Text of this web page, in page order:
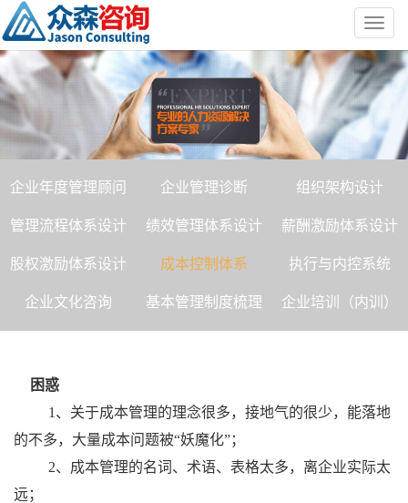
企业年度管理顾问 企业管理诊断 组织架构设计
管理流程体系设计 绩效管理体系设计 薪酬激励体系设计
股权激励体系设计 成本控制体系 执行与内控系统
企业文化咨询 基本管理制度梳理 企业培训（内训）
困惑
1、关于成本管理的理念很多，接地气的很少，能落地
的不多，大量成本问题被“妖魔化”；
2、成本管理的名词、术语、表格太多，离企业实际太
远；